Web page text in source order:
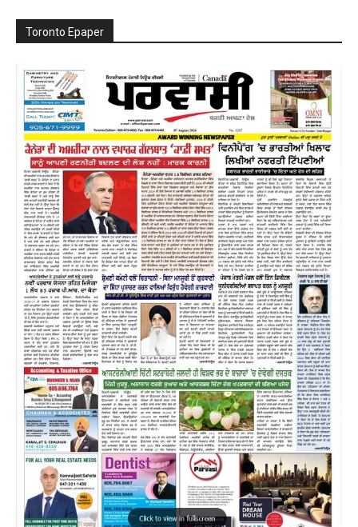
Toronto Epaper